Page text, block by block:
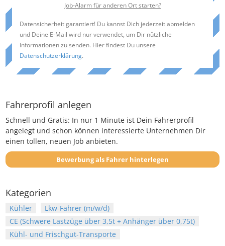
Job-Alarm für anderen Ort starten?
Datensicherheit garantiert! Du kannst Dich jederzeit abmelden
und Deine E-Mail wird nur verwendet, um Dir nützliche
Informationen zu senden. Hier findest Du unsere
Datenschutzerklärung.
Fahrerprofil anlegen
Schnell und Gratis: In nur 1 Minute ist Dein Fahrerprofil
angelegt und schon können interessierte Unternehmen Dir
einen tollen, neuen Job anbieten.
Bewerbung als Fahrer hinterlegen
Kategorien
Kühler
Lkw-Fahrer (m/w/d)
CE (Schwere Lastzüge über 3,5t + Anhänger über 0,75t)
Kühl- und Frischgut-Transporte